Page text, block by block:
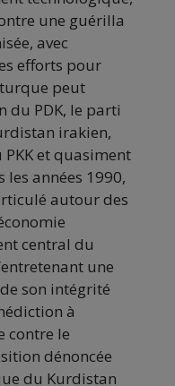
une guérilla
avec
efforts pour
peut
du PDK, le parti
irakien,
et quasiment
années 1990,
autour des
central du
une
son intégrité
à
contre le
dénoncée
du Kurdistan